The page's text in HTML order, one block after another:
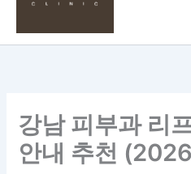
뛰
강남 피부과 리
안내 추천